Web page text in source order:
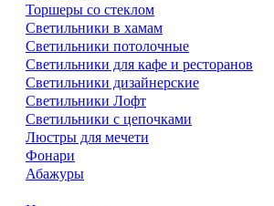
Торшеры со стеклом
Светильники в хамам
Светильники потолочные
Светильники для кафе и ресторанов
Светильники дизайнерские
Светильники Лофт
Светильники с цепочками
Люстры для мечети
Фонари
Абажуры